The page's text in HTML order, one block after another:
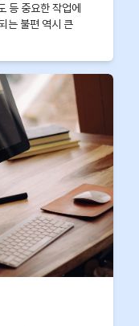
등 중요한 작업에
는 불편 역시 큰